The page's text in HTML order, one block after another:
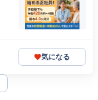
気になる